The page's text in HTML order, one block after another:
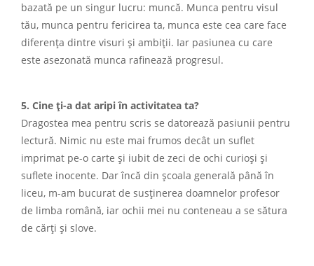
bazată pe un singur lucru: muncă. Munca pentru visul
tău, munca pentru fericirea ta, munca este cea care face
diferența dintre visuri și ambiții. Iar pasiunea cu care
este asezonată munca rafinează progresul.
5. Cine ți-a dat aripi în activitatea ta?
Dragostea mea pentru scris se datorează pasiunii pentru
lectură. Nimic nu este mai frumos decât un suflet
imprimat pe-o carte și iubit de zeci de ochi curioși și
suflete inocente. Dar încă din școala generală până în
liceu, m-am bucurat de susținerea doamnelor profesor
de limba română, iar ochii mei nu conteneau a se sătura
de cărți și slove.